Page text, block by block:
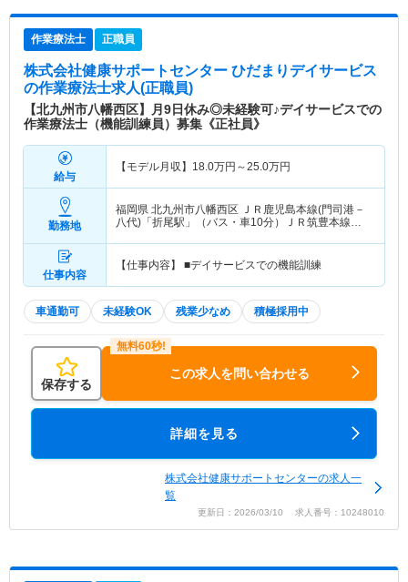
作業療法士 正職員
株式会社健康サポートセンター ひだまりデイサービス
の作業療法士求人(正職員)
【北九州市八幡西区】月9日休み◎未経験可♪デイサービスでの
作業療法士（機能訓練員）募集《正社員》
給与
【モデル月収】 18.0万円～25.0万円
勤務地
福岡県 北九州市八幡西区 ＪＲ鹿児島本線(門司港－
八代)「折尾駅」（バス・車10分）ＪＲ筑豊本線
仕事内容
【仕事内容】 ■デイサービスでの機能訓練
車通勤可 未経験OK 残業少なめ 積極採用中
保存する
この求人を問い合わせる
詳細を見る
株式会社健康サポートセンターの求人一
覧
更新日：2026/03/10 求人番号：10248010